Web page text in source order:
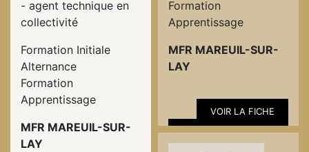
- agent technique en
collectivité
Formation Initiale
Alternance
Formation
Apprentissage
MFR MAREUIL-SUR-
LAY
Formation
Apprentissage
MFR MAREUIL-SUR-
LAY
VOIR LA FICHE